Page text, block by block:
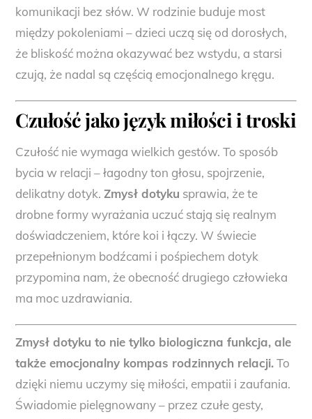
komunikacji bez słów. W rodzinie buduje most
między pokoleniami – dzieci uczą się od dorosłych,
że bliskość można okazywać bez wstydu, a starsi
czują, że nadal są częścią emocjonalnego kręgu.
Czułość jako język miłości i troski
Czułość nie wymaga wielkich gestów. To sposób
bycia w relacji – łagodny ton głosu, spojrzenie,
delikatny dotyk. Zmysł dotyku sprawia, że te
drobne formy wyrażania uczuć stają się realnym
doświadczeniem, które koi i łączy. W świecie
przepełnionym bodźcami i pośpiechem dotyk
przypomina nam, że obecność drugiego człowieka
ma moc uzdrawiania.
Zmysł dotyku to nie tylko biologiczna funkcja, ale
także emocjonalny kompas rodzinnych relacji.To
dzięki niemu uczymy się miłości, empatii i zaufania.
Świadomie pielęgnowany – przez czułe gesty,